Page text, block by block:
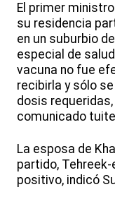
El primer
su residencia
en un suburbio
especial de
vacuna no fue
recibirla y sólo
dosis
comunicado
La esposa de
partido,
positivo, indicó